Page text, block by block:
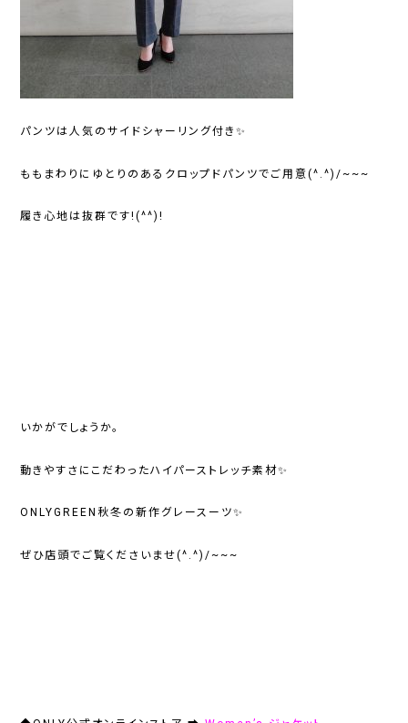
パンツは人気のサイドシャーリング付き✨
ももまわりにゆとりのあるクロップドパンツでご用意(^.^)/~~~
履き心地は抜群です!(^^)!
いかがでしょうか。
動きやすさにこだわったハイパーストレッチ素材✨
ONLYGREEN秋冬の新作グレースーツ✨
ぜひ店頭でご覧くださいませ(^.^)/~~~